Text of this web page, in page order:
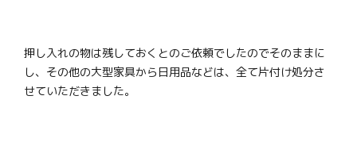
押し入れの物は残しておくとのご依頼でしたのでそのままに
し、その他の大型家具から日用品などは、全て片付け処分さ
せていただきました。